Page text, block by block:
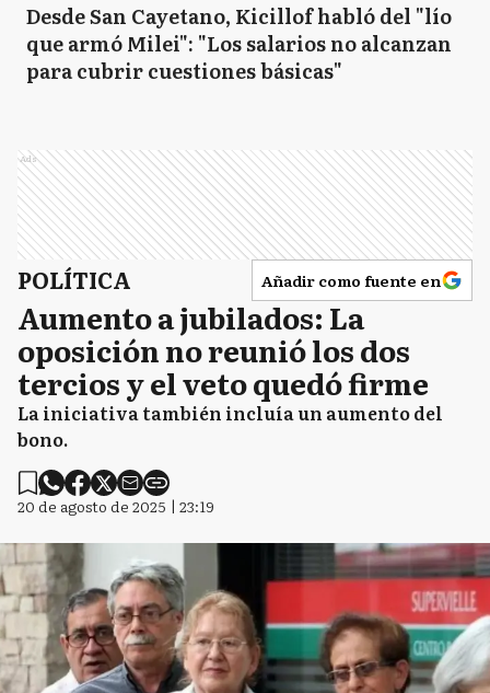
Desde San Cayetano, Kicillof habló del "lío
que armó Milei": "Los salarios no alcanzan
para cubrir cuestiones básicas"
Ads
POLÍTICA Añadir como fuente en
Aumento a jubilados: La
oposición no reunió los dos
tercios y el veto quedó firme
La iniciativa también incluía un aumento del
bono.
20 de agosto de 2025 | 23:19